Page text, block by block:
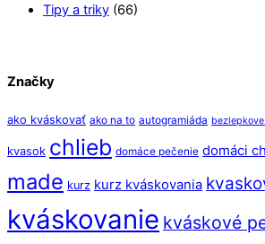
Tipy a triky (66)
Značky
ako kváskovať ako na to autogramiáda
kvasok chlieb domáce pečenie domáci
made kurz kurz kváskovania
kváskovanie kváskové